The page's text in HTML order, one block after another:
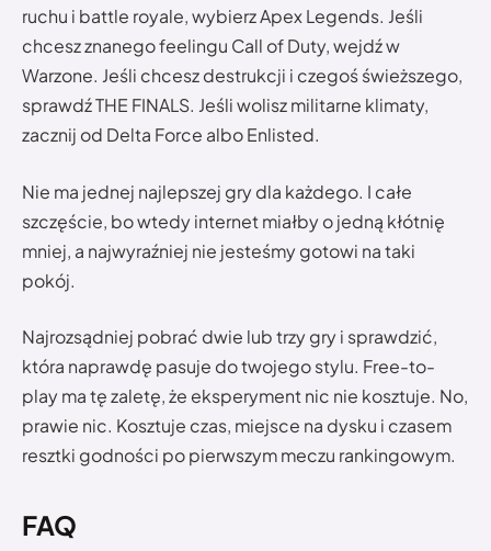
ruchu i battle royale, wybierz Apex Legends. Jeśli
chcesz znanego feelingu Call of Duty, wejdź w
Warzone. Jeśli chcesz destrukcji i czegoś świeższego,
sprawdź THE FINALS. Jeśli wolisz militarne klimaty,
zacznij od Delta Force albo Enlisted.
Nie ma jednej najlepszej gry dla każdego. I całe
szczęście, bo wtedy internet miałby o jedną kłótnię
mniej, a najwyraźniej nie jesteśmy gotowi na taki
pokój.
Najrozsądniej pobrać dwie lub trzy gry i sprawdzić,
która naprawdę pasuje do twojego stylu. Free-to-
play ma tę zaletę, że eksperyment nic nie kosztuje. No,
prawie nic. Kosztuje czas, miejsce na dysku i czasem
resztki godności po pierwszym meczu rankingowym.
FAQ